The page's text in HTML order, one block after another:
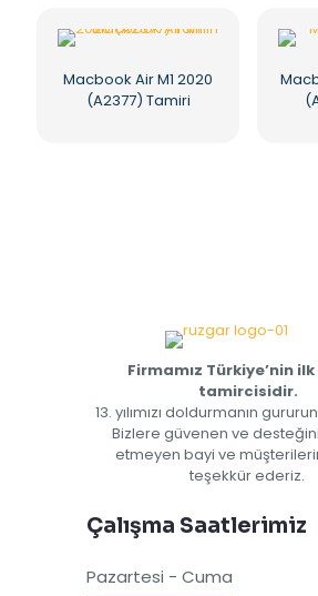
Macbook Air M1 2020
(A2377) Tamiri
Firmamız Türkiye’nin
tamircisidir.
13. yılımızı doldurmanın
Bizlere güvenen ve
etmeyen bayi ve
teşekkür ederiz.
Çalışma Saatlerimiz
Pazartesi - Cuma